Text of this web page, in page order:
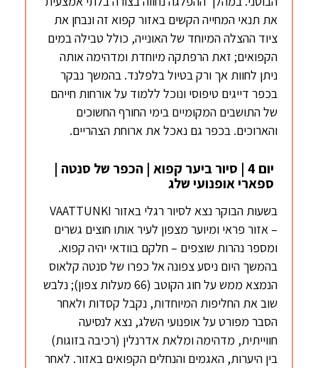
את תנאי המחייה הקשים באזור קפוא זה ונבחן את
ציוד ההצלה המיוחד של האונייה, כולל טבילה במים
הקפואים; זאת הרפתקה מיוחדת ומדהימה אותה
ניתן לחוות אך ורק בטיול בלפלנד. בהמשך נבקר
בכפר דייגים טיפוסי ונוכל ללמוד על אורחות חייהם
של התושבים המקומיים בימי החורף החשוכים
והארוכים. בכפר גם נאכל את ארוחת הצהריים.
יום 4 | סיור ביער קפוא | הכפר של סנטה |
ספארי אופנועי שלג
בשעות הבוקר נצא לסיור רגלי באזור VAATTUNKI
– אזור פראי ומיוער מצפון לעיר אותו חוצים גשרים
ומספר נהרות שוצפים – חלקם בוודאי יהיה קפוא.
בהמשך היום ניסע צפונה אל כפרו של סנטה קלאוס
הנמצא ממש על חוג הקוטב (66 מעלות צפון); נלבש
שוב את החליפות המיוחדות, נקבל קסדות ולאחר
הסבר מפורט על אופנועי השלג, נצא לנסיעה
חווייתית, מדהימה ומלאת אדרנלין (רכיבה בזוגות)
בין היערות, האגמים והנחלים הקפואים באזור. לאחר